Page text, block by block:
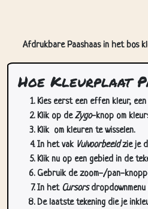
Afdrukbare Paashaas in het bos
Hoe Kleurplaat
Kies eerst een effen kleur,
Klik op deZygo-knop om
Klik om kleuren te wisselen.
In het vak Vulvoorbeeldzie je
Klik nu op een gebied in de
Gebruik de zoom-/pan-
In het Cursorsdropdownmenu
De laatste tekening die je